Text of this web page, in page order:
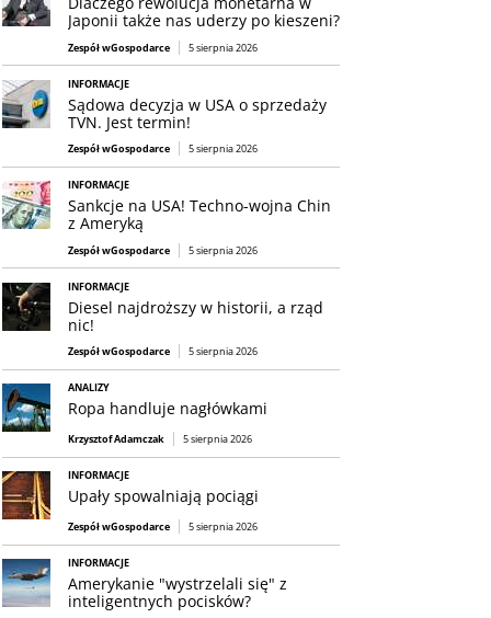
Japonii także nas uderzy po kieszeni?
Zespół wGospodarce 5 sierpnia 2026
INFORMACJE
Sądowa decyzja w USA o sprzedaży
TVN. Jest termin!
Zespół wGospodarce 5 sierpnia 2026
INFORMACJE
Sankcje na USA! Techno-wojna Chin
z Ameryką
Zespół wGospodarce 5 sierpnia 2026
INFORMACJE
Diesel najdroższy w historii, a rząd
nic!
Zespół wGospodarce 5 sierpnia 2026
ANALIZY
Ropa handluje nagłówkami
Krzysztof Adamczak 5 sierpnia 2026
INFORMACJE
Upały spowalniają pociągi
Zespół wGospodarce 5 sierpnia 2026
INFORMACJE
Amerykanie "wystrzelali się" z
inteligentnych pocisków?